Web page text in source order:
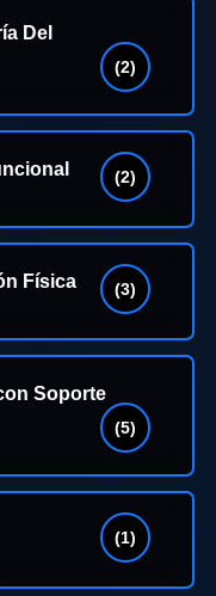
Del
(2)
(2)
Física (3)
Soporte
(5)
(1)